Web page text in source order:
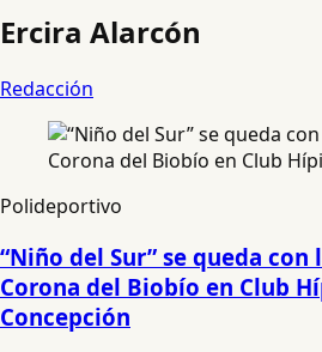
Ercira Alarcón
Redacción
Polideportivo
“Niño del Sur” se queda con
Corona del Biobío en Club
Concepción